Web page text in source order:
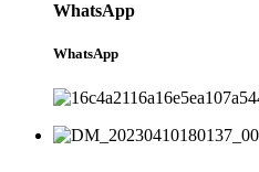
WhatsApp
WhatsApp